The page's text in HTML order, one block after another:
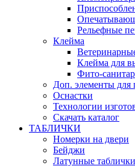
Рельефные
Клейма
Клейма для
Фито-
Доп. элементы для
Оснастки
Технологии
Скачать каталог
ТАБЛИЧКИ
Номерки на двери
Бейджи
Латунные таблички